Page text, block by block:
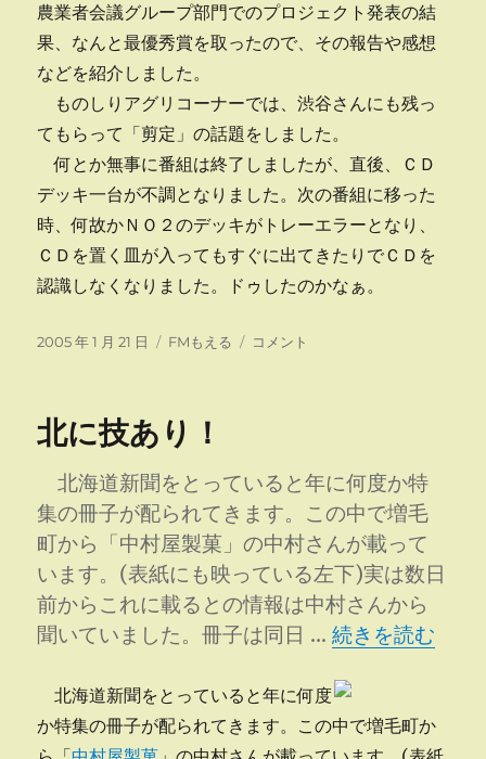
農業者会議グループ部門でのプロジェクト発表の結
果、なんと最優秀賞を取ったので、その報告や感想
などを紹介しました。
ものしりアグリコーナーでは、渋谷さんにも残っ
てもらって「剪定」の話題をしました。
何とか無事に番組は終了しましたが、直後、ＣＤ
デッキ一台が不調となりました。次の番組に移った
時、何故かＮＯ２のデッキがトレーエラーとなり、
ＣＤを置く皿が入ってもすぐに出てきたりでＣＤを
認識しなくなりました。ドゥしたのかなぁ。
投
2005 年 1 月 21 日
カ
ー
FMもえる
第
に
コメント
北に技あり！
北海道新聞をとっていると年に何度か特
集の冊子が配られてきます。この中で増毛
町から「中村屋製菓」の中村さんが載って
います。(表紙にも映っている左下)実は数日
前からこれに載るとの情報は中村さんから
聞いていました。冊子は同日 …“北に技あり！”
続きを読む
北海道新聞をとっていると年に何度
か特集の冊子が配られてきます。この中で増毛町か